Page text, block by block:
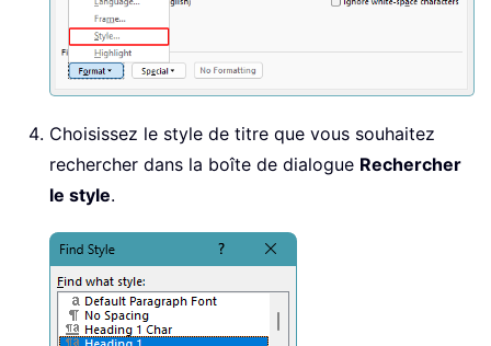
Choisissez le style de titre que vous souhaitez
rechercher dans la boîte de dialogue Rechercher
le style.